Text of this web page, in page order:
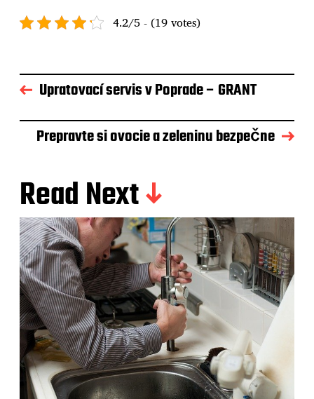
4.2/5 - (19 votes)
Upratovací servis v Poprade – GRANT
Prepravte si ovocie a zeleninu bezpečne
Read Next